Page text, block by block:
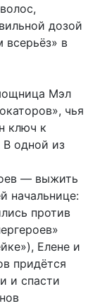
дозой
всерьёз» в
Мэл
чья
ключ к
В одной из
— выжить
начальнице:
против
Елене и
придётся
и спасти